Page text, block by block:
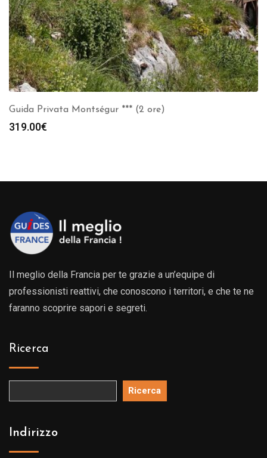
Guida Privata Montségur *** (2 ore)
319.00€
Il meglio della Francia per te grazie a un’equipe di
professionisti reattivi, che conoscono i territori, e che te ne
faranno scoprire sapori e segreti.
Ricerca
Ricerca
Indirizzo